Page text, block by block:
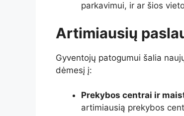
parkavimui, ir ar šios
Artimiausių
Gyventojų patogumui šalia
dėmesį į:
Prekybos centrai ir
artimiausią prekybos